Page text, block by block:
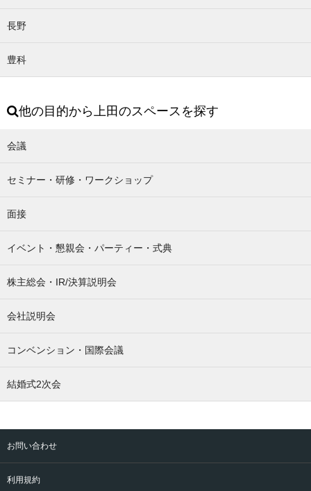
長野
豊科
他の目的から上田のスペースを探す
会議
セミナー・研修・ワークショップ
面接
イベント・懇親会・パーティー・式典
株主総会・IR/決算説明会
会社説明会
コンベンション・国際会議
結婚式2次会
お問い合わせ
利用規約